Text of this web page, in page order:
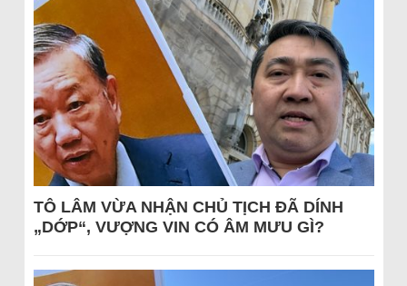
TÔ LÂM VỪA NHẬN CHỦ TỊCH ĐÃ DÍNH
„DỚP“, VƯỢNG VIN CÓ ÂM MƯU GÌ?